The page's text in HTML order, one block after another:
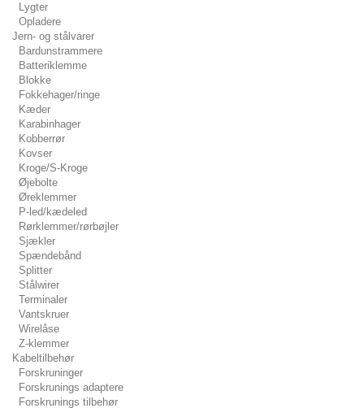
Lygter
Opladere
Jern- og stålvarer
Bardunstrammere
Batteriklemme
Blokke
Fokkehager/ringe
Kæder
Karabinhager
Kobberrør
Kovser
Kroge/S-Kroge
Øjebolte
Øreklemmer
P-led/kædeled
Rørklemmer/rørbøjler
Sjækler
Spændebånd
Splitter
Stålwirer
Terminaler
Vantskruer
Wirelåse
Z-klemmer
Kabeltilbehør
Forskruninger
Forskrunings adaptere
Forskrunings tilbehør